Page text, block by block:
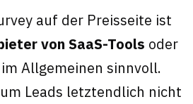
auf der Preisseite ist
von SaaS-Tools oder
im Allgemeinen sinnvoll.
Leads letztendlich nicht